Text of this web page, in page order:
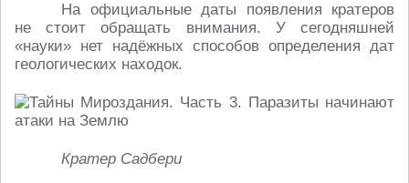
На официальные даты появления кратеров
не стоит обращать внимания. У сегодняшней
«науки» нет надёжных способов определения дат
геологических находок.
Кратер Садбери